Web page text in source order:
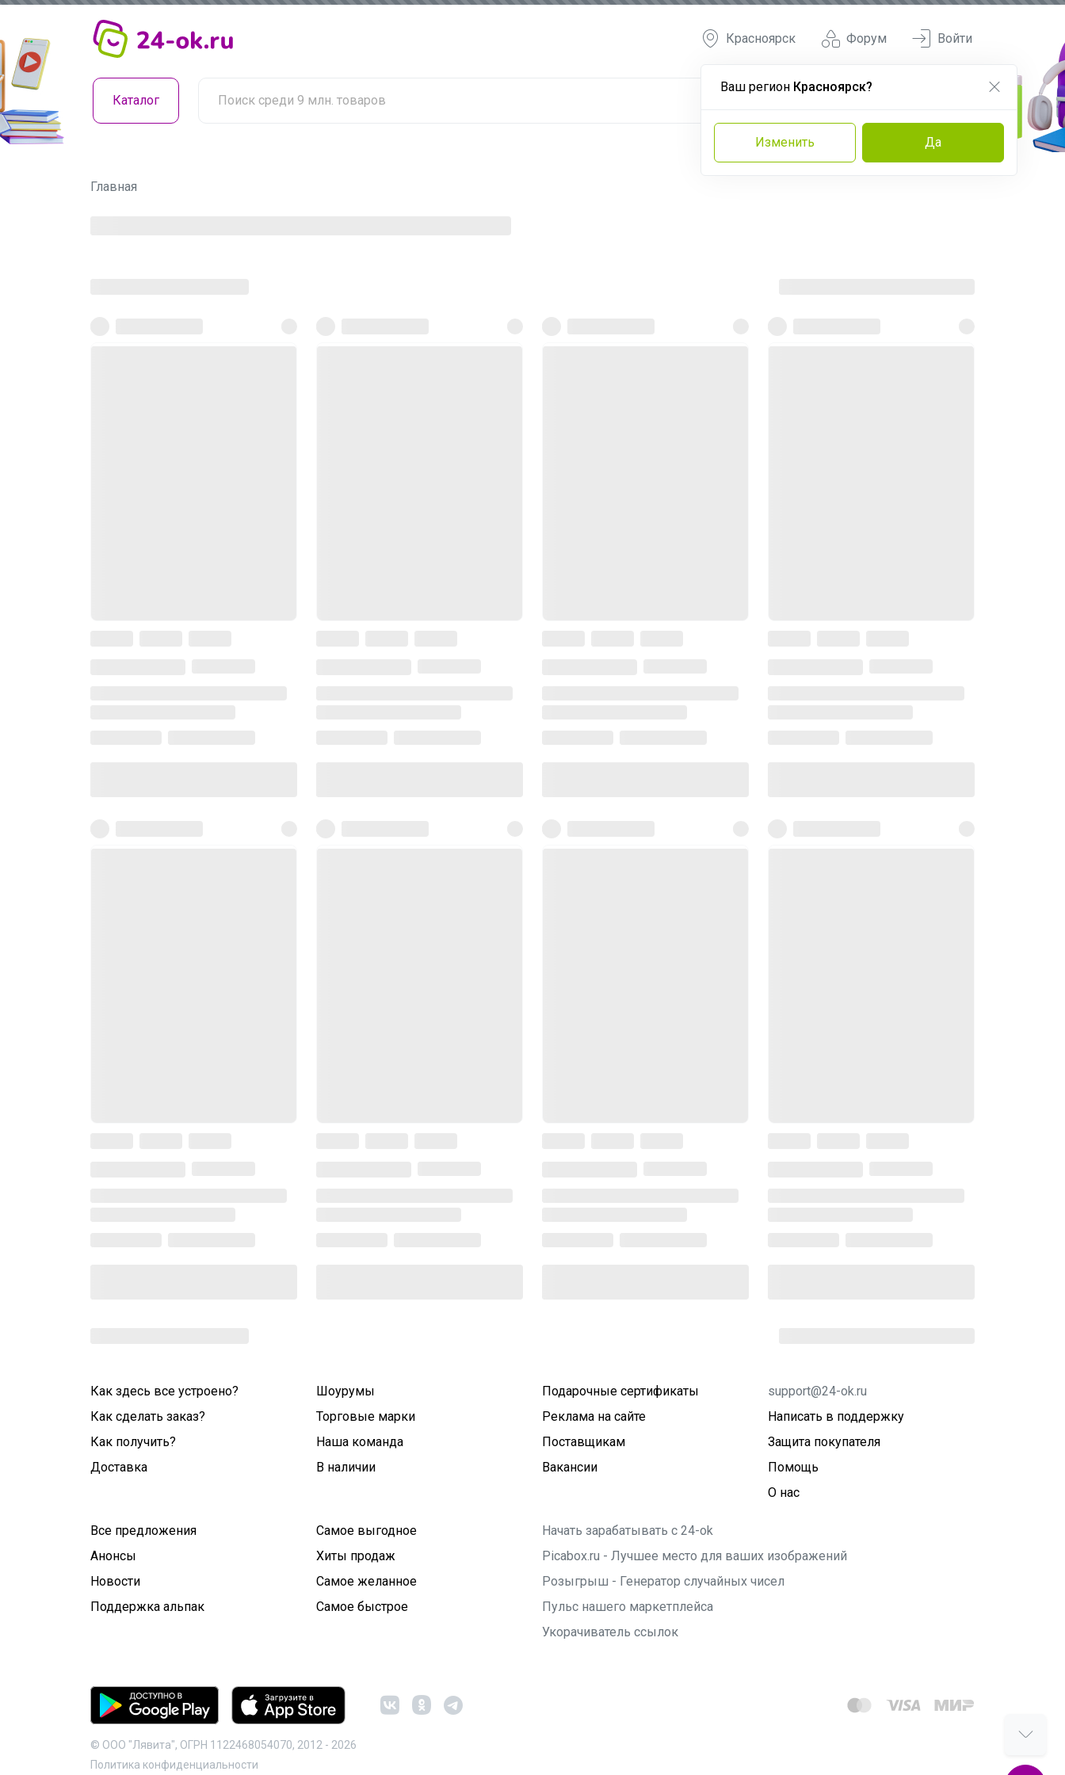
Форум
Красноярск
Ваш регион Красноярск?
Изменить Да
Войти
Каталог
Главная
Как здесь все устроено?
Как сделать заказ?
Как получить?
Доставка
Шоурумы
Торговые марки
Наша команда
В наличии
Подарочные сертификаты
Реклама на сайте
Поставщикам
Вакансии
support@24-ok.ru
Написать в поддержку
Защита покупателя
Помощь
О нас
Все предложения
Анонсы
Новости
Поддержка альпак
Самое выгодное
Хиты продаж
Самое желанное
Самое быстрое
Начать зарабатывать с 24-ok
Picabox.ru - Лучшее место для ваших изображений
Розыгрыш - Генератор случайных чисел
Пульс нашего маркетплейса
Укорачиватель ссылок
© ООО "Лявита", ОГРН 1122468054070, 2012 - 2026
Политика конфиденциальности